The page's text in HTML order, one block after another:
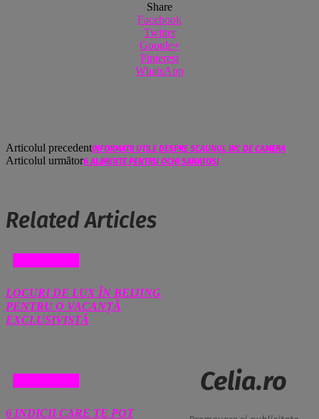
Share
Facebook
Twitter
Google+
Pinterest
WhatsApp
Articolul precedentINFORMATII UTILE DESPRE SCAUNUL WC DE CAMERA
Articolul următor6 ALIMENTE PENTRU OCHI SANATOSI
Related Articles
LOCURI DE LUX ÎN BEIJING
PENTRU O VACANȚĂ
EXCLUSIVISTĂ
6 INDICII CARE TE POT
Celia.ro